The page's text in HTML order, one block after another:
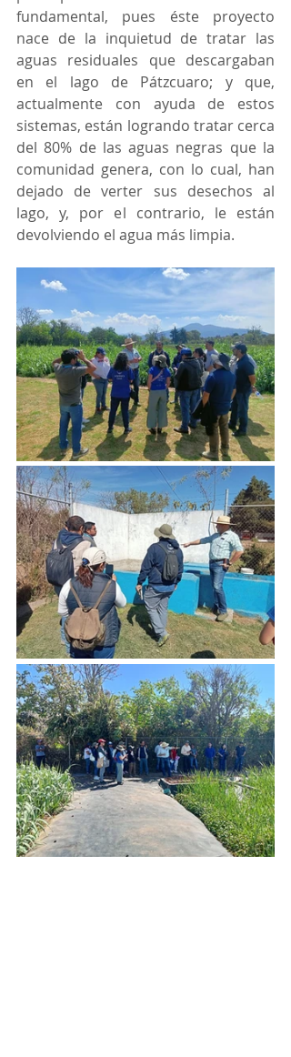
fundamental, pues éste proyecto
nace de la inquietud de tratar las
aguas residuales que descargaban
en el lago de Pátzcuaro; y que,
actualmente con ayuda de estos
sistemas, están logrando tratar cerca
del 80% de las aguas negras que la
comunidad genera, con lo cual, han
dejado de verter sus desechos al
lago, y, por el contrario, le están
devolviendo el agua más limpia.